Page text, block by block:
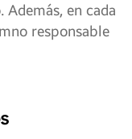
en cada
responsable